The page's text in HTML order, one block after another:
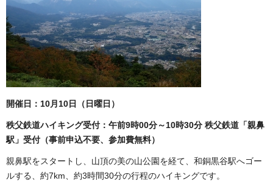
開催日：10月10日（日曜日）
秩父鉄道ハイキング受付：午前9時00分～10時30分 秩父鉄道「親鼻
駅」受付（事前申込不要、参加費無料）
親鼻駅をスタートし、山頂の美の山公園を経て、和銅黒谷駅へゴー
ルする、約7km、約3時間30分の行程のハイキングです。